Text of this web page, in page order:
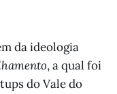
da ideologia
, a qual foi
do Vale do